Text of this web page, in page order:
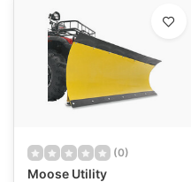
(0)
Moose Utility